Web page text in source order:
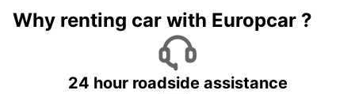
Why renting car with Europcar ?
24 hour roadside assistance